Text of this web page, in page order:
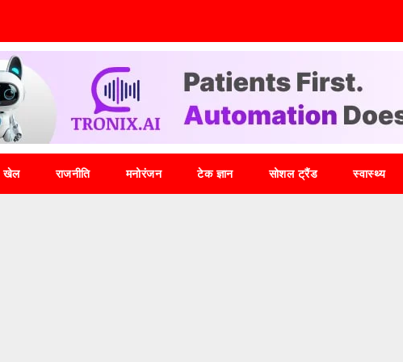
खेल राजनीति मनोरंजन टेक ज्ञान सोशल ट्रैंड स्वास्थ्य